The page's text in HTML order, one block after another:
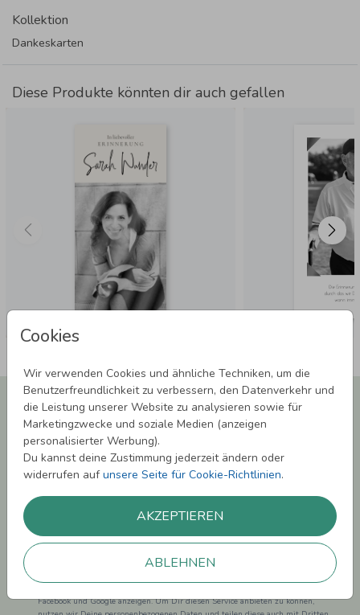
Cookies
Wir verwenden Cookies und ähnliche Techniken, um die
Benutzerfreundlichkeit zu verbessern, den Datenverkehr und
die Leistung unserer Website zu analysieren sowie für
Marketingzwecke und soziale Medien (anzeigen
personalisierter Werbung).
Du kannst deine Zustimmung jederzeit ändern oder
widerrufen aufunsere Seite für Cookie-Richtlinien.
AKZEPTIEREN
ABLEHNEN
Kollektion
Dankeskarten
Diese Produkte könnten dir auch gefallen
Newsletter abonnieren und 5,00 € Rabatt**
sichern!
Melde Dich zu unserem Newsletter an und bleibe auf dem
Laufenden.
Einwilligung zur Datennutzung für Marketingzwecke: Hiermit willigst Du ein,
dass wir Dich mit neuesten Informationen aus unserem Angebot informieren
können. Dies umfasst den Versand unseres Newsletters. Zudem können wir Dir
Facebook und Google anzeigen. Um Dir diesen Service anbieten zu können,